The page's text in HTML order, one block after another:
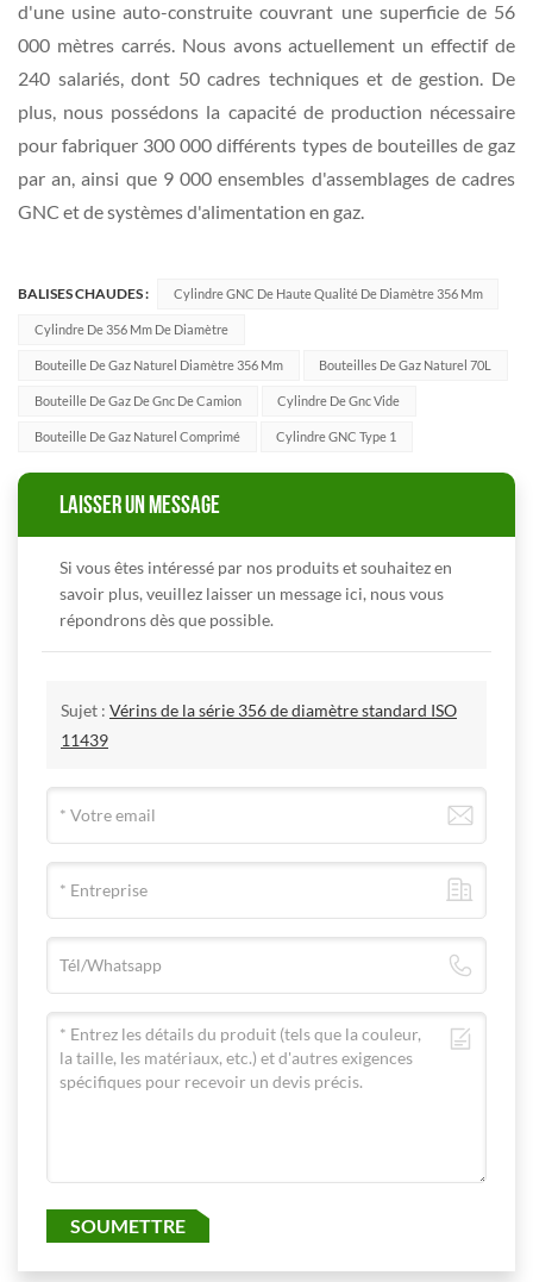
d'une usine auto-construite couvrant une superficie de 56
000 mètres carrés. Nous avons actuellement un effectif de
240 salariés, dont 50 cadres techniques et de gestion. De
plus, nous possédons la capacité de production nécessaire
pour fabriquer 300 000 différents types de bouteilles de gaz
par an, ainsi que 9 000 ensembles d'assemblages de cadres
GNC et de systèmes d'alimentation en gaz.
BALISES CHAUDES : Cylindre GNC De Haute Qualité De Diamètre 356 Mm
Cylindre De 356 Mm De Diamètre
Bouteille De Gaz Naturel Diamètre 356 Mm Bouteilles De Gaz Naturel 70L
Bouteille De Gaz De Gnc De Camion Cylindre De Gnc Vide
Bouteille De Gaz Naturel Comprimé Cylindre GNC Type 1
LAISSER UN MESSAGE
Si vous êtes intéressé par nos produits et souhaitez en
savoir plus, veuillez laisser un message ici, nous vous
répondrons dès que possible.
Sujet : Vérins de la série 356 de diamètre standard ISO
11439
SOUMETTRE